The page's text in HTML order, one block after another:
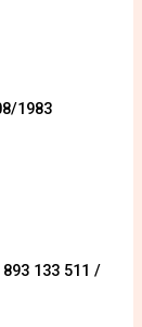
1983
133 511 /